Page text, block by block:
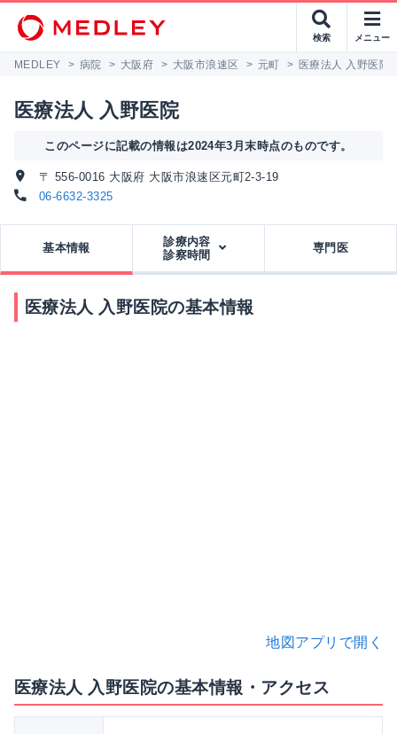
検索 メニュー
MEDLEY > 病院 > 大阪府 > 大阪市浪速区 > 元町 > 医療法人 入野医院
医療法人 入野医院
このページに記載の情報は2024年3月末時点のものです。
〒 556-0016 大阪府 大阪市浪速区元町2-3-19
06-6632-3325
基本情報
診療内容
診察時間
専門医
医療法人 入野医院の基本情報
地図アプリで開く
医療法人 入野医院の基本情報・アクセス